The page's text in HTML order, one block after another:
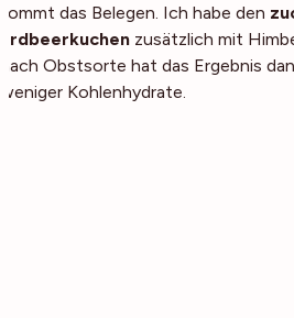
kommt das Belegen. Ich habe den
Erdbeerkuchen zusätzlich mit
nach Obstsorte hat das Ergebnis
weniger Kohlenhydrate.